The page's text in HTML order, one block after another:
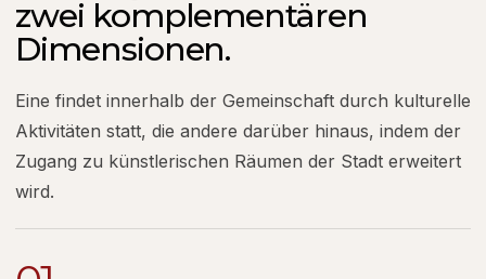
zwei komplementären
Dimensionen.
Eine findet innerhalb der Gemeinschaft durch kulturelle
Aktivitäten statt, die andere darüber hinaus, indem der
Zugang zu künstlerischen Räumen der Stadt erweitert
wird.